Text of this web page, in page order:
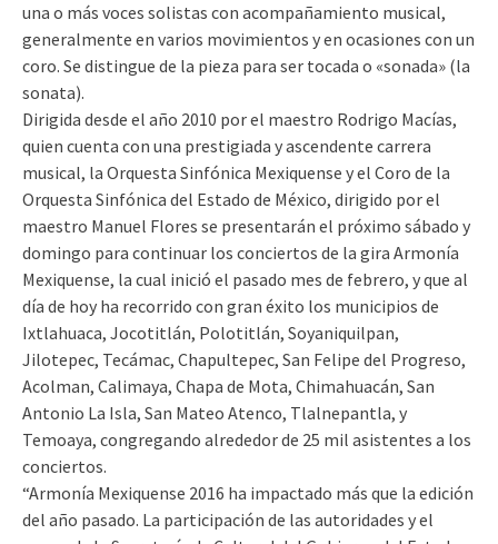
una o más voces solistas con acompañamiento musical,
generalmente en varios movimientos y en ocasiones con un
coro. Se distingue de la pieza para ser tocada o «sonada» (la
sonata).
Dirigida desde el año 2010 por el maestro Rodrigo Macías,
quien cuenta con una prestigiada y ascendente carrera
musical, la Orquesta Sinfónica Mexiquense y el Coro de la
Orquesta Sinfónica del Estado de México, dirigido por el
maestro Manuel Flores se presentarán el próximo sábado y
domingo para continuar los conciertos de la gira Armonía
Mexiquense, la cual inició el pasado mes de febrero, y que al
día de hoy ha recorrido con gran éxito los municipios de
Ixtlahuaca, Jocotitlán, Polotitlán, Soyaniquilpan,
Jilotepec, Tecámac, Chapultepec, San Felipe del Progreso,
Acolman, Calimaya, Chapa de Mota, Chimahuacán, San
Antonio La Isla, San Mateo Atenco, Tlalnepantla, y
Temoaya, congregando alrededor de 25 mil asistentes a los
conciertos.
“Armonía Mexiquense 2016 ha impactado más que la edición
del año pasado. La participación de las autoridades y el